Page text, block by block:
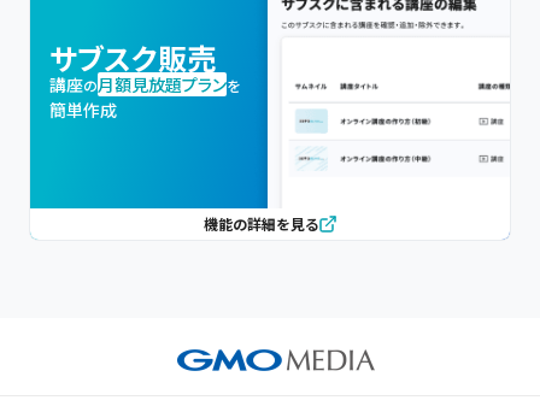
サブスク販売
講座の月額見放題プランを
簡単作成
機能の詳細を見る